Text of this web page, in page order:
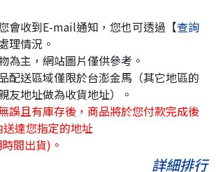
詳細排行
會收到E-mail通知，您也可透過【查詢
理情況。
為主，網站圖片僅供參考。
配送區域僅限於台澎金馬（其它地區的
友地址做為收貨地址）。
誤且有庫存後，商品將於您付款完成後
達您指定的地址
間出貨)。